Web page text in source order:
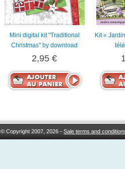
Mini digital kit "Traditional
Christmas" by download
2,95 €
Kit «
© Copyright 2007, 2026 -Sale terms and